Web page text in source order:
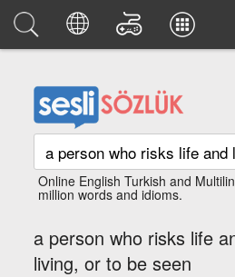
Online English Turkish and
million words and idioms.
a person who risks life
living, or to be seen